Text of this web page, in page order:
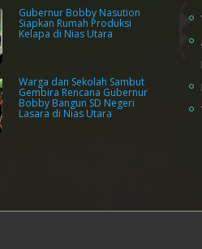
Gubernur Bobby Nasution
Siapkan Rumah Produksi
Kelapa di Nias Utara
Warga dan Sekolah Sambut
Gembira Rencana Gubernur
Bobby Bangun SD Negeri
Lasara di Nias Utara